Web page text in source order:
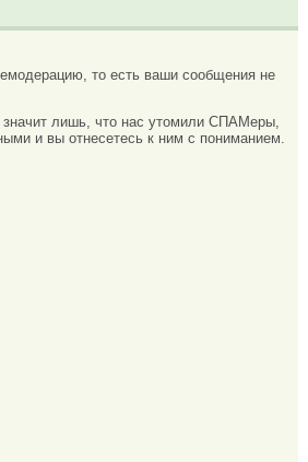
то есть ваши сообщения не
значит лишь, что нас утомили СПАМеры,
и вы отнесетесь к ним с пониманием.